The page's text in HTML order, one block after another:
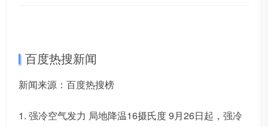
百度热搜新闻
新闻来源：百度热搜榜
1. 强冷空气发力 局地降温16摄氏度 9月26日起，强冷